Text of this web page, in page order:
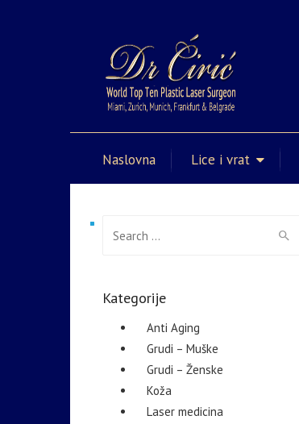
Naslovna Lice i vrat
Kategorije
Anti Aging
Grudi – Muške
Grudi – Ženske
Koža
Laser medicina